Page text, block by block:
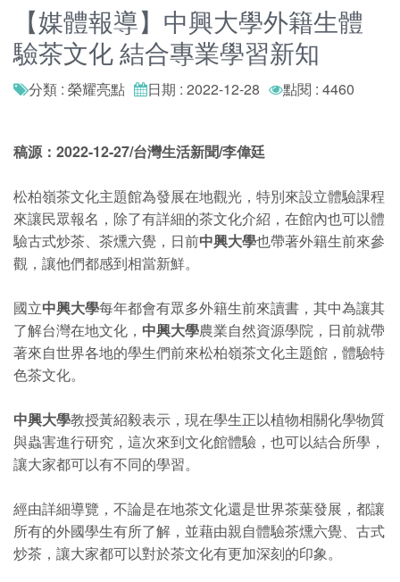
【媒體報導】中興大學外籍生體
驗茶文化 結合專業學習新知
分類 : 榮耀亮點 日期 : 2022-12-28 點閱 : 4460
稿源：2022-12-27/台灣生活新聞/李偉廷
松柏嶺茶文化主題館為發展在地觀光，特別來設立體驗課程
來讓民眾報名，除了有詳細的茶文化介紹，在館內也可以體
驗古式炒茶、茶燻六覺，日前中興大學也帶著外籍生前來參
觀，讓他們都感到相當新鮮。
國立中興大學每年都會有眾多外籍生前來讀書，其中為讓其
了解台灣在地文化， 中興大學農業自然資源學院，日前就帶
著來自世界各地的學生們前來松柏嶺茶文化主題館，體驗特
色茶文化。
中興大學教授黃紹毅表示，現在學生正以植物相關化學物質
與蟲害進行研究，這次來到文化館體驗，也可以結合所學，
讓大家都可以有不同的學習。
經由詳細導覽，不論是在地茶文化還是世界茶葉發展，都讓
所有的外國學生有所了解，並藉由親自體驗茶燻六覺、古式
炒茶，讓大家都可以對於茶文化有更加深刻的印象。